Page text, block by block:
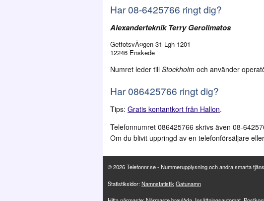
Har08-6425766 ringt dig?
Alexanderteknik Terry Gerolimatos
GetfotsvÃ¤gen 31 Lgh 1201
12246 Enskede
Numret leder till Stockholm och använder
Har 086425766 ringt dig?
Tips: Gratis kontantkort från Hallon.
Telefonnumret 086425766 skrivs även 08-
Om du blivit uppringd av en telefonförsäljare
© 2026 Telefonnr.se - Nummerupplysning och andra smarta
Statistiksidor:Namnstatistik Gatunamn